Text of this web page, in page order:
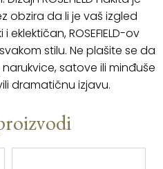
obzira da li je vaš izgled
eklektičan, ROSEFIELD-ov
stilu. Ne plašite se da
satove ili minđuše
dramatičnu izjavu.